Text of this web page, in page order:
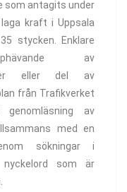
som antagits under
kraft i Uppsala
stycken. Enklare
av
eller del av
från Trafikverket
av
med en
sökningar i
som är